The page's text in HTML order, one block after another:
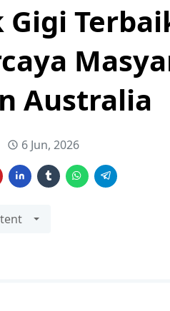
Australia
6 Jun, 2026